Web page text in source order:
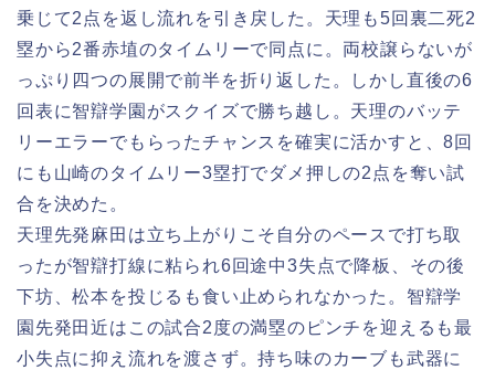
乗じて2点を返し流れを引き戻した。天理も5回裏二死2
塁から2番赤埴のタイムリーで同点に。両校譲らないが
っぷり四つの展開で前半を折り返した。しかし直後の6
回表に智辯学園がスクイズで勝ち越し。天理のバッテ
リーエラーでもらったチャンスを確実に活かすと、8回
にも山崎のタイムリー3塁打でダメ押しの2点を奪い試
合を決めた。
天理先発麻田は立ち上がりこそ自分のペースで打ち取
ったが智辯打線に粘られ6回途中3失点で降板、その後
下坊、松本を投じるも食い止められなかった。智辯学
園先発田近はこの試合2度の満塁のピンチを迎えるも最
小失点に抑え流れを渡さず。持ち味のカーブも武器に